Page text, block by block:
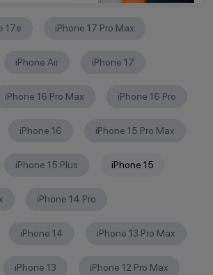
17e iPhone 17 Pro Max
iPhone Air iPhone 17
iPhone 16 Pro Max iPhone 16 Pro
iPhone 16 iPhone 15 Pro Max
iPhone 15 Plus iPhone 15
iPhone 14 Pro
iPhone 14 iPhone 13 Pro Max
iPhone 13 iPhone 12 Pro Max